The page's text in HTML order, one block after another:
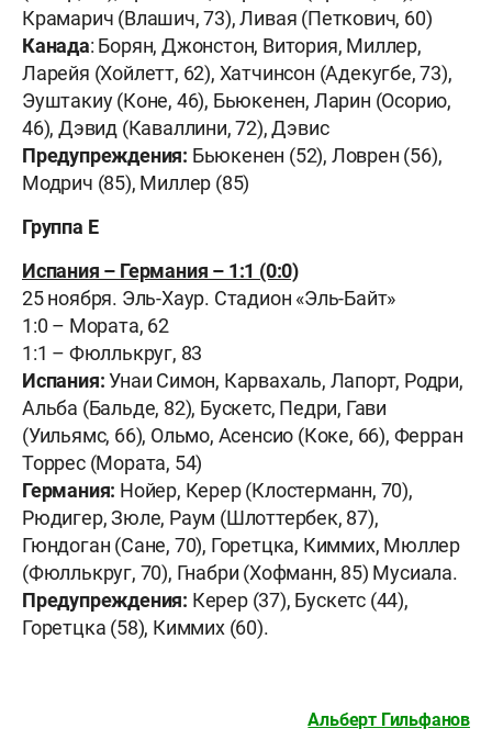
Крамарич (Влашич, 73), Ливая (Петкович, 60)
Канада: Борян, Джонстон, Витория, Миллер,
Ларейя (Хойлетт, 62), Хатчинсон (Адекугбе, 73),
Эуштакиу (Коне, 46), Бьюкенен, Ларин (Осорио,
46), Дэвид (Каваллини, 72), Дэвис
Предупреждения: Бьюкенен (52), Ловрен (56),
Модрич (85), Миллер (85)
Группа Е
Испания – Германия – 1:1 (0:0)
25 ноября. Эль-Хаур. Стадион «Эль-Байт»
1:0 – Мората, 62
1:1 – Фюллькруг, 83
Испания:Унаи Симон, Карвахаль, Лапорт, Родри,
Альба (Бальде, 82), Бускетс, Педри, Гави
(Уильямс, 66), Ольмо, Асенсио (Коке, 66), Ферран
Торрес (Мората, 54)
Германия: Нойер, Керер (Клостерманн, 70),
Рюдигер, Зюле, Раум (Шлоттербек, 87),
Гюндоган (Сане, 70), Горетцка, Киммих, Мюллер
(Фюллькруг, 70), Гнабри (Хофманн, 85) Мусиала.
Предупреждения: Керер (37), Бускетс (44),
Горетцка (58), Киммих (60).
Альберт Гильфанов